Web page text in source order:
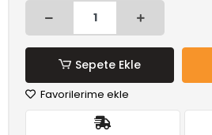
Sepete Ekle
Favorilerime ekle